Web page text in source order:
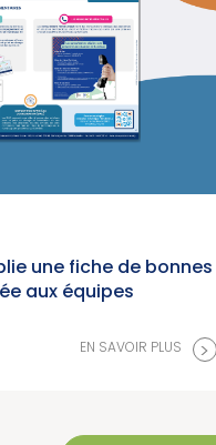
une fiche de bonnes
aux équipes
EN SAVOIR PLUS >
EN SAVOIR PLUS
des cancers en